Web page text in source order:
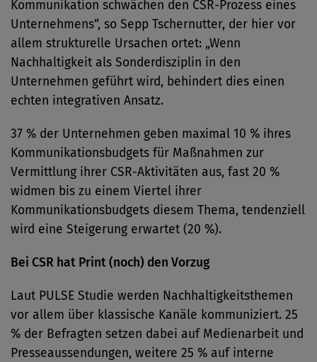
Kommunikation schwächen den CSR-Prozess eines
Unternehmens“, so Sepp Tschernutter, der hier vor
allem strukturelle Ursachen ortet: „Wenn
Nachhaltigkeit als Sonderdisziplin in den
Unternehmen geführt wird, behindert dies einen
echten integrativen Ansatz.
37 % der Unternehmen geben maximal 10 % ihres
Kommunikationsbudgets für Maßnahmen zur
Vermittlung ihrer CSR-Aktivitäten aus, fast 20 %
widmen bis zu einem Viertel ihrer
Kommunikationsbudgets diesem Thema, tendenziell
wird eine Steigerung erwartet (20 %).
Bei CSR hat Print (noch) den Vorzug
Laut PULSE Studie werden Nachhaltigkeitsthemen
vor allem über klassische Kanäle kommuniziert. 25
% der Befragten setzen dabei auf Medienarbeit und
Presseaussendungen, weitere 25 % auf interne